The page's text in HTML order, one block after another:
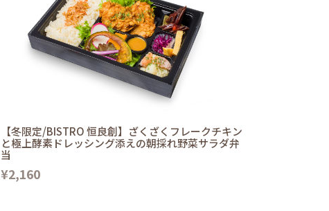
【冬限定/BISTRO 恒良創】ざくざくフレークチキン
と極上酵素ドレッシング添えの朝採れ野菜サラダ弁
当
¥2,160